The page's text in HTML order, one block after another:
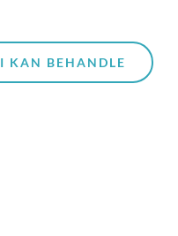
KAN BEHANDLE